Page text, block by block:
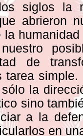
siglos la
abrieron
la
de
tarea
la
sino
a la
en